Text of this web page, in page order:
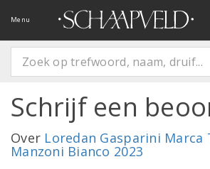
Menu
Schrijf een
Over Loredan Gasparini Marca
Manzoni Bianco 2023